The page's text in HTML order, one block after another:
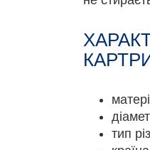
тип